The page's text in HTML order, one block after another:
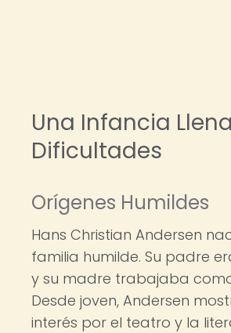
Una Infancia
Dificultades
Orígenes Humildes
Hans Christian Andersen
familia humilde. Su padre
y su madre trabajaba
Desde joven, Andersen
interés por el teatro y la